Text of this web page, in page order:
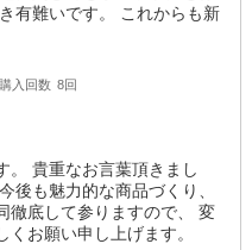
有難いです。 これからも新
入回数 8回
。 貴重なお言葉頂きまし
後も魅力的な商品づくり、
徹底して参りますので、 変
お願い申し上げます。